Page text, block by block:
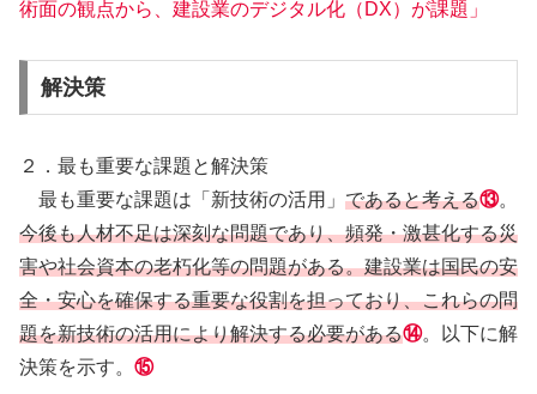
術面の観点から、建設業のデジタル化（DX）が課題」
解決策
２．最も重要な課題と解決策
最も重要な課題は「新技術の活用」 であると考える⑬。
今後も人材不足は深刻な問題であり、頻発・激甚化する災
害や社会資本の老朽化等の問題がある。建設業は国民の安
全・安心を確保する重要な役割を担っており、これらの問
題を新技術の活用により解決する必要がある⑭。以下に解
決策を示す。 ⑮